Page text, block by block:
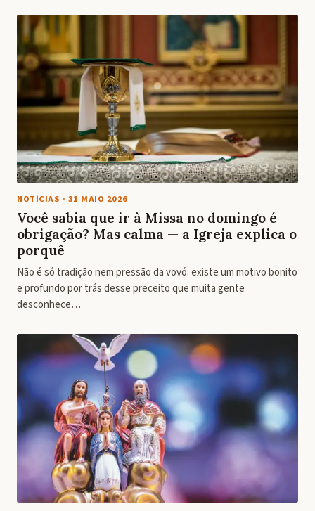
NOTÍCIAS · 31 MAIO 2026
Você sabia que ir à Missa no domingo é
obrigação? Mas calma — a Igreja explica o
porquê
Não é só tradição nem pressão da vovó: existe um motivo bonito
e profundo por trás desse preceito que muita gente
desconhece…